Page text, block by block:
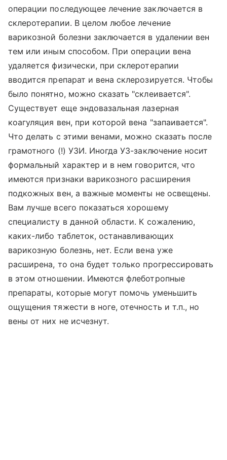
операции последующее лечение заключается в
склеротерапии. В целом любое лечение
варикозной болезни заключается в удалении вен
тем или иным способом. При операции вена
удаляется физически, при склеротерапии
вводится препарат и вена склерозируется. Чтобы
было понятно, можно сказать "склеивается".
Существует еще эндовазальная лазерная
коагуляция вен, при которой вена "запаивается".
Что делать с этими венами, можно сказать после
грамотного (!) УЗИ. Иногда УЗ-заключение носит
формальный характер и в нем говорится, что
имеются признаки варикозного расширения
подкожных вен, а важные моменты не освещены.
Вам лучше всего показаться хорошему
специалисту в данной области. К сожалению,
каких-либо таблеток, останавливающих
варикозную болезнь, нет. Если вена уже
расширена, то она будет только прогрессировать
в этом отношении. Имеются флеботропные
препараты, которые могут помочь уменьшить
ощущения тяжести в ноге, отечность и т.п., но
вены от них не исчезнут.